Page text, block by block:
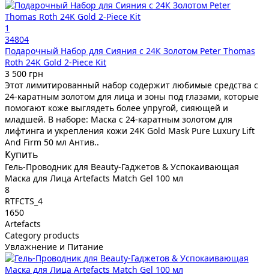
1
34804
Подарочный Набор для Сияния с 24К Золотом Peter Thomas
Roth 24K Gold 2-Piece Kit
3 500 грн
Этот лимитированный набор содержит любимые средства с
24-каратным золотом для лица и зоны под глазами, которые
помогают коже выглядеть более упругой, сияющей и
младшей. В наборе: Маска с 24-каратным золотом для
лифтинга и укрепления кожи 24K Gold Mask Pure Luxury Lift
And Firm 50 мл Антив..
Купить
Гель-Проводник для Beauty-Гаджетов & Успокаивающая
Маска для Лица Artefacts Match Gel 100 мл
8
RTFCTS_4
1650
Artefacts
Category products
Увлажнение и Питание